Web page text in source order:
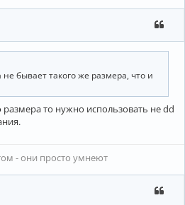
бывает такого же размера, что и
размера то нужно использовать не dd
- они просто умнеют